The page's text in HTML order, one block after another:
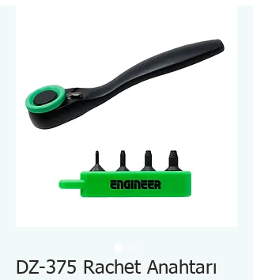
DZ-375 Rachet Anahtarı